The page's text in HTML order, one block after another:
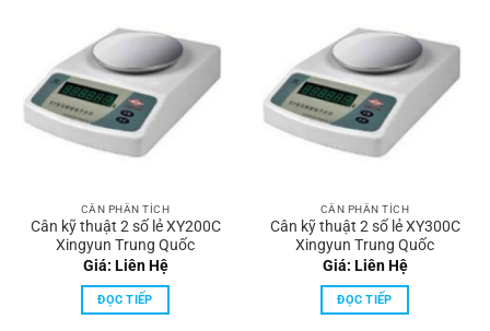
CÂN PHÂN TÍCH
Cân kỹ thuật 2 số lẻ XY200C
Xingyun Trung Quốc
Giá: Liên Hệ
ĐỌC TIẾP
CÂN PHÂN TÍCH
Cân kỹ thuật 2 số lẻ XY300C
Xingyun Trung Quốc
Giá: Liên Hệ
ĐỌC TIẾP